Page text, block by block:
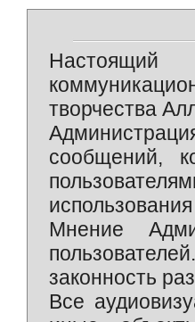
Настоящий
творчества
сообщений,
Мнение
законность
Все